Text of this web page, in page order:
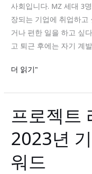
사회입니다. MZ 세대 3
장되는 기업에 취업하
거나 편한 일을 하고 싶
고 퇴근 후에는 자기 계
리
손
실
(LOSS),
무
업
과
중
더 읽기"
프로젝트
2023년
워드
프
로
젝
리